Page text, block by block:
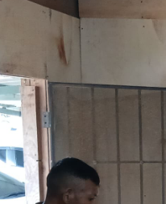
na Área
(PT) 07 maio 2026
e Sistema de
de Tecnologia da
participantes recebem